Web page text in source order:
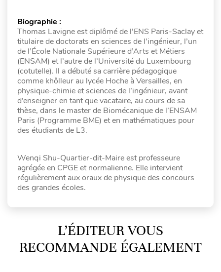
Biographie :
Thomas Lavigne est diplômé de l’ENS Paris-Saclay et
titulaire de doctorats en sciences de l’ingénieur, l’un
de l’École Nationale Supérieure d’Arts et Métiers
(ENSAM) et l’autre de l’Université du Luxembourg
(cotutelle). Il a débuté sa carrière pédagogique
comme khôlleur au lycée Hoche à Versailles, en
physique-chimie et sciences de l’ingénieur, avant
d’enseigner en tant que vacataire, au cours de sa
thèse, dans le master de Biomécanique de l’ENSAM
Paris (Programme BME) et en mathématiques pour
des étudiants de L3.
Wenqi Shu-Quartier-dit-Maire est professeure
agrégée en CPGE et normalienne. Elle intervient
régulièrement aux oraux de physique des concours
des grandes écoles.
L’ÉDITEUR VOUS
RECOMMANDE ÉGALEMENT